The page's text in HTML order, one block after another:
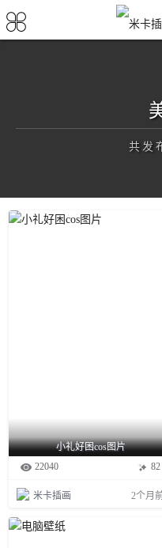
共发
小礼好困cos图片
22040
82
米卡插画 2个月